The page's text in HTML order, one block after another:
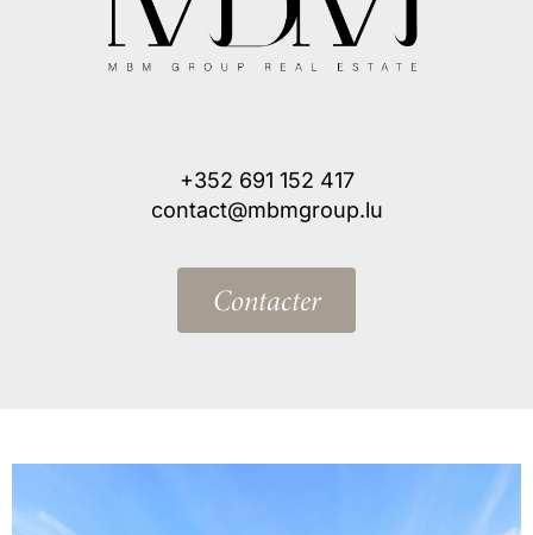
+352 691 152 417
contact@mbmgroup.lu
Contacter